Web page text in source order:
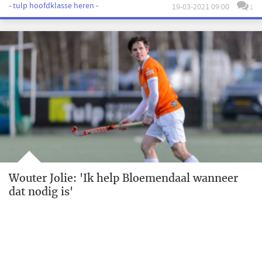
- tulp hoofdklasse heren - 19-03-2021 09:00 1
Wouter Jolie: 'Ik help Bloemendaal wanneer
dat nodig is'